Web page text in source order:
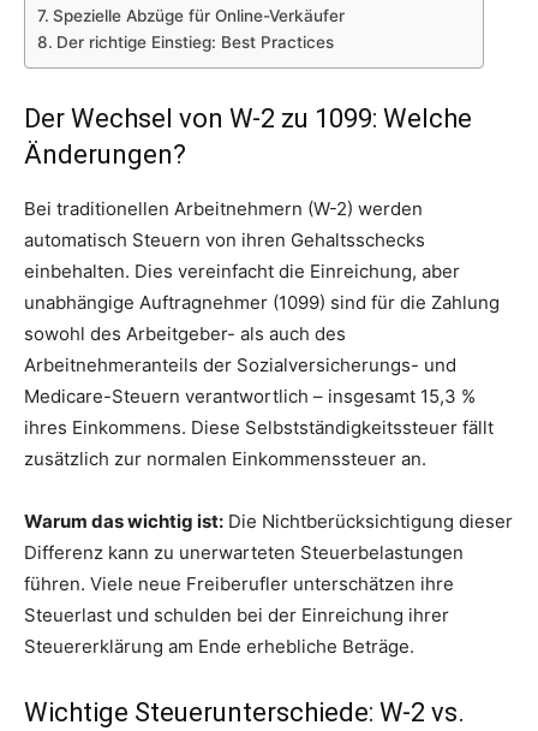
Spezielle Abzüge für Online-Verkäufer
Der richtige Einstieg: Best Practices
Der Wechsel von W-2 zu 1099: Welche
Änderungen?
Bei traditionellen Arbeitnehmern (W-2) werden
automatisch Steuern von ihren Gehaltsschecks
einbehalten. Dies vereinfacht die Einreichung, aber
unabhängige Auftragnehmer (1099) sind für die Zahlung
sowohl des Arbeitgeber- als auch des
Arbeitnehmeranteils der Sozialversicherungs- und
Medicare-Steuern verantwortlich – insgesamt 15,3 %
ihres Einkommens. Diese Selbstständigkeitssteuer fällt
zusätzlich zur normalen Einkommenssteuer an.
Warum das wichtig ist: Die Nichtberücksichtigung dieser
Differenz kann zu unerwarteten Steuerbelastungen
führen. Viele neue Freiberufler unterschätzen ihre
Steuerlast und schulden bei der Einreichung ihrer
Steuererklärung am Ende erhebliche Beträge.
Wichtige Steuerunterschiede: W-2 vs.